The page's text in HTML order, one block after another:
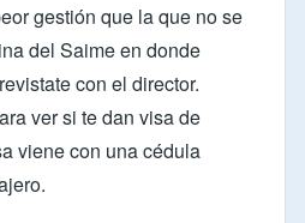
gestión que la que no se
del Saime en donde
con el director.
ver si te dan visa de
viene con una cédula